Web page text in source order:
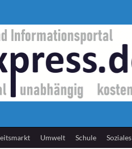
Umwelt Schule Soziales